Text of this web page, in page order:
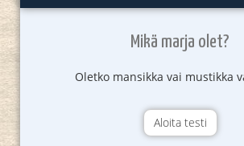
Mikä marja olet?
Oletko mansikka vai mustikka
Aloita testi